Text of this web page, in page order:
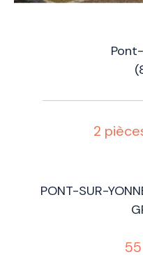
2
PONT-SUR-